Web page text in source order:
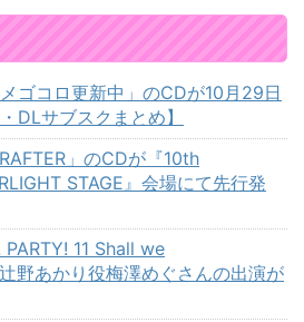
ゴコロ更新中」のCDが10月29日
DLサブスクまとめ】
」のCDが『10th
STAGE』会場にて先行発
PARTY! 11 Shall we
野あかり役梅澤めぐさんの出演が